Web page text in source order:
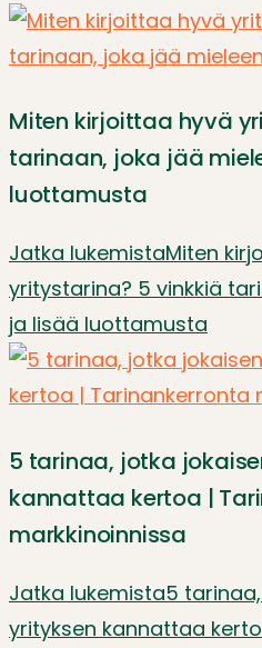
Miten kirjoittaa hyvä
tarinaan, joka jää
luottamusta
Jatka lukemistaMiten
yritystarina? 5 vinkkiä
ja lisää luottamusta
5 tarinaa, jotka
kannattaa kertoa |
markkinoinnissa
Jatka lukemista5
yrityksen kannattaa